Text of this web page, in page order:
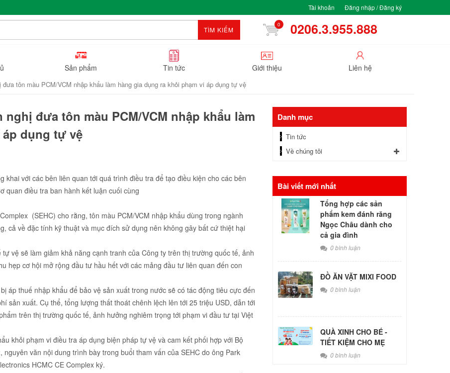
Tài khoản Đăng nhập / Đăng ký
TÌM KIẾM
0 0206.3.955.888
Sản phẩm Tin tức Giới thiệu Liên hệ
tôn màu PCM/VCM nhập khẩu làm hàng gia dụng ra khỏi phạm vi áp dụng tự vệ
đưa tôn màu PCM/VCM nhập khẩu làm
dụng tự vệ
khai với các bên liên quan tới quá trình điều tra để tạo điều kiện cho các bên
quan điều tra ban hành kết luận cuối cùng
(SEHC) cho rằng, tôn màu PCM/VCM nhập khẩu dùng trong ngành
cả về đặc tính kỹ thuật và mục đích sử dụng nên không gây bất cứ thiệt hại
vệ sẽ làm giảm khả năng cạnh tranh của Công ty trên thị trường quốc tế, ảnh
hẹp cơ hội mở rộng đầu tư hầu hết với các mảng đầu tư liên quan đến con
áp thuế nhập khẩu để bảo vệ sản xuất trong nước sẽ có tác động tiêu cực đến
sản xuất. Cụ thể, tổng lượng thất thoát chênh lệch lên tới 25 triệu USD, dẫn tới
trên thị trường quốc tế, ảnh hưởng nghiêm trọng tới phạm vi đầu tư tại Việt
khỏi phạm vi điều tra áp dụng biện pháp tự vệ và cam kết phối hợp với Bộ
văn nội dung trình bày trong buổi tham vấn của SEHC do ông Park
HCMC CE Complex ký.
Danh mục
Tin tức
Về chúng tôi
Bài viết mới nhất
Tổng hợp các sản
phẩm kem đánh răng
Ngọc Châu dành cho
cả gia đình
0 bình luận
ĐỒ ĂN VẶT MIXI FOOD
0 bình luận
QUÀ XINH CHO BÉ -
TIẾT KIỆM CHO MẸ
0 bình luận